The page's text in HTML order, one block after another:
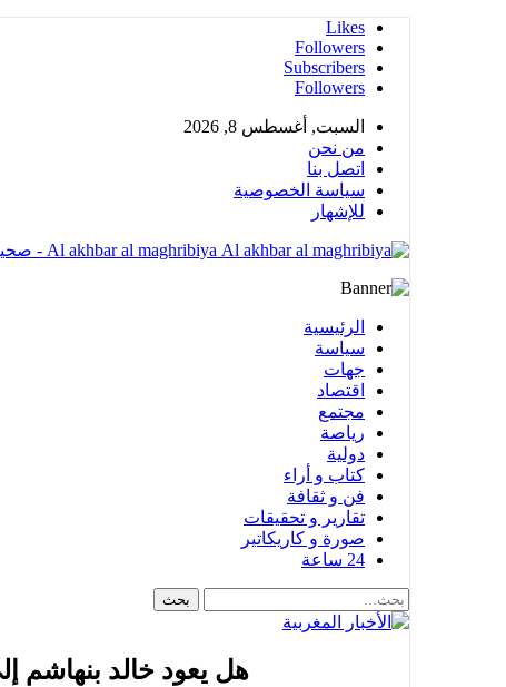
Likes
Followers
Subscribers
Followers
السبت, أغسطس 8, 2026
من نحن
اتصل بنا
سياسة الخصوصية
للإشهار
Al akhbar al maghribiya - صحيغة الكترونية مهتمة بشؤون المملكة المغربية تضم عدة أقسام متنوعة
الرئيسية
سياسة
جهات
اقتصاد
مجتمع
رياصة
دولية
كتاب و أراء
فن و ثقافة
تقارير و تحقيقات
صورة و كاريكاتير
24 ساعة
هل يعود خالد بنهاشم